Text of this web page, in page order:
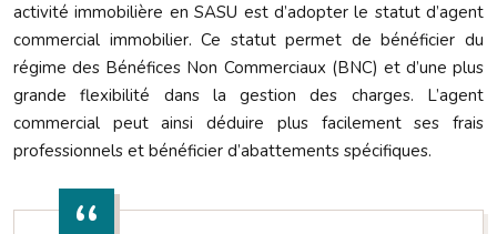
activité immobilière en SASU est d’adopter le statut d’agent
commercial immobilier. Ce statut permet de bénéficier du
régime des Bénéfices Non Commerciaux (BNC) et d’une plus
grande flexibilité dans la gestion des charges. L’agent
commercial peut ainsi déduire plus facilement ses frais
professionnels et bénéficier d’abattements spécifiques.